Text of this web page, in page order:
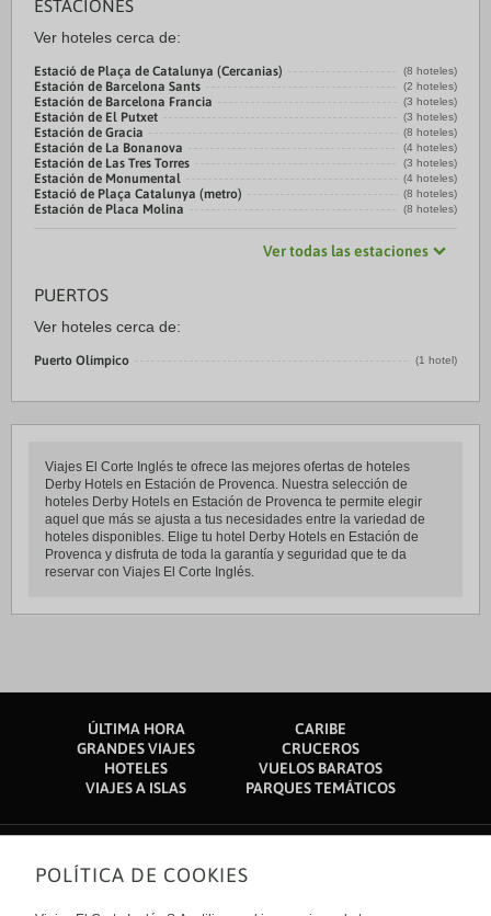
ESTACIONES
Ver hoteles cerca de:
Estació de Plaça de Catalunya (Cercanias) (8 hoteles)
Estación de Barcelona Sants (2 hoteles)
Estación de Barcelona Francia (3 hoteles)
Estación de El Putxet (3 hoteles)
Estación de Gracia (8 hoteles)
Estación de La Bonanova (4 hoteles)
Estación de Las Tres Torres (3 hoteles)
Estación de Monumental (4 hoteles)
Estació de Plaça Catalunya (metro) (8 hoteles)
Estación de Placa Molina (8 hoteles)
Ver todas las estaciones
PUERTOS
Ver hoteles cerca de:
Puerto Olímpico (1 hotel)
Viajes El Corte Inglés te ofrece las mejores ofertas de hoteles
Derby Hotels en Estación de Provenca. Nuestra selección de
hoteles Derby Hotels en Estación de Provenca te permite elegir
aquel que más se ajusta a tus necesidades entre la variedad de
hoteles disponibles. Elige tu hotel Derby Hotels en Estación de
Provenca y disfruta de toda la garantía y seguridad que te da
reservar con Viajes El Corte Inglés.
ÚLTIMA HORA
CARIBE
GRANDES VIAJES
CRUCEROS
HOTELES
VUELOS BARATOS
VIAJES A ISLAS
PARQUES TEMÁTICOS
Sobre nosotros
POLÍTICA DE COOKIES